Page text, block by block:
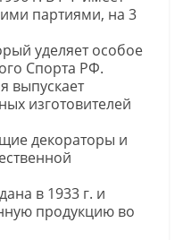
партиями, на 3
уделяет особое
Спорта РФ.
выпускает
изготовителей
декораторы и
в 1933 г. и
продукцию во